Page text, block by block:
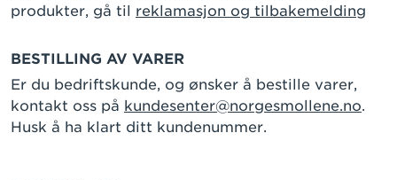
produkter, gå til reklamasjon og tilbakemelding
BESTILLING AV VARER
Er du bedriftskunde, og ønsker å bestille varer,
kontakt oss på kundesenter@norgesmollene.no.
Husk å ha klart ditt kundenummer.